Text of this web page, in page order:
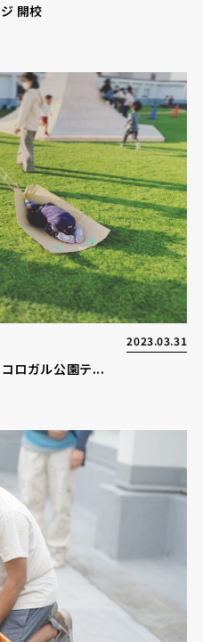
開校
2023.03.31
ロガル公園テ...